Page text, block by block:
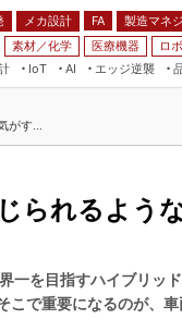
メカ設計 FA 製造マネ
素材／化学 医療機器 ロ
IoT
AI
エッジ逆襲
IIFES
ャパンモビリティショー
FRONTIER
フィールドサービス
組み込み画像技術
モビリティ
がす...
られるよう
一を目指すハイブリッド
こで重要になるのが、